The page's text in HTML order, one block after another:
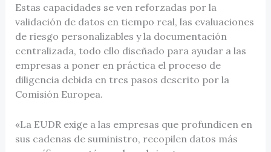
Estas capacidades se ven reforzadas por la
validación de datos en tiempo real, las evaluaciones
de riesgo personalizables y la documentación
centralizada, todo ello diseñado para ayudar a las
empresas a poner en práctica el proceso de
diligencia debida en tres pasos descrito por la
Comisión Europea.
«La EUDR exige a las empresas que profundicen en
sus cadenas de suministro, recopilen datos más